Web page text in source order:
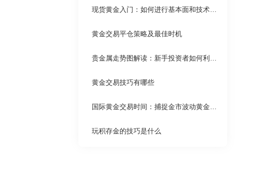
黄金交易平仓策略及最佳时机
黄金交易技巧有哪些
玩积存金的技巧是什么